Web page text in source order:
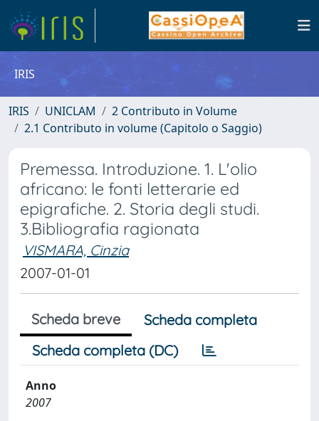
IRIS
IRIS UNICLAM
2 Contributo in Volume
2.1 Contributo in volume (Capitolo o Saggio)
Premessa. Introduzione. 1. L'olio
africano: le fonti letterarie ed
epigrafiche. 2. Storia degli studi.
3.Bibliografia ragionata
VISMARA, Cinzia
2007-01-01
Scheda breve
Scheda completa
Scheda completa (DC)
Anno
2007